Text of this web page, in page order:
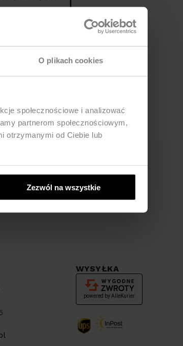
O plikach cookies
społecznościowe i analizować
partnerom społecznościowym,
otrzymanymi od Ciebie lub
Zezwól na wszystkie
WYSYŁKA